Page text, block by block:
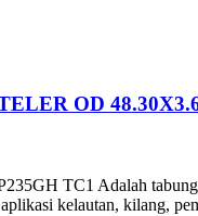
OD
TC1 Adalah
kelautan, kilang,